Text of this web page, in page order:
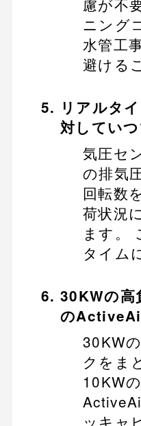
慮が不
ニング
水管工
避ける
リアルタ
対してい
気圧セ
の排気
回転数
荷状況
ます。
タイム
30KWの高
の
30KW
クをま
10KW
ッキャ